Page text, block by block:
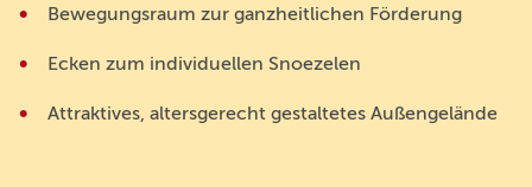
Bewegungsraum zur ganzheitlichen Förderung
Ecken zum individuellen Snoezelen
Attraktives, altersgerecht gestaltetes Außengelände